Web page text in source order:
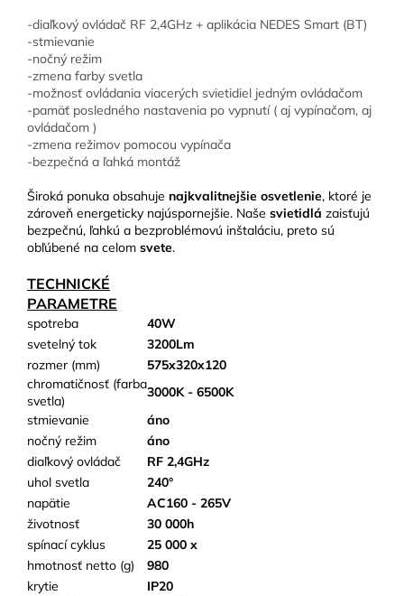
-diaľkový ovládač RF 2,4GHz + aplikácia NEDES Smart (BT)
-stmievanie
-nočný režim
-zmena farby svetla
-možnosť ovládania viacerých svietidiel jedným ovládačom
-pamäť posledného nastavenia po vypnutí ( aj vypínačom, aj
ovládačom )
-zmena režimov pomocou vypínača
-bezpečná a ľahká montáž
Široká ponuka obsahuje najkvalitnejšie osvetlenie, ktoré je
zároveň energeticky najúspornejšie. Naše svietidlá zaisťujú
bezpečnú, ľahkú a bezproblémovú inštaláciu, preto sú
obľúbené na celom svete.
TECHNICKÉ
PARAMETRE
spotreba
40W
svetelný tok
3200Lm
rozmer (mm)
575x320x120
chromatičnosť (farba
svetla)
3000K - 6500K
stmievanie
áno
nočný režim
áno
diaľkový ovládač
RF 2,4GHz
uhol svetla
240°
napätie
AC160 - 265V
životnosť
30 000h
spínací cyklus
25 000 x
hmotnosť netto (g)
980
krytie
IP20